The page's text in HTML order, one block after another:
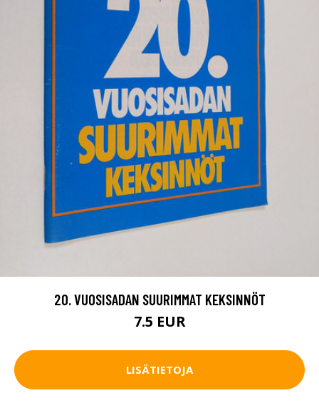
20. VUOSISADAN SUURIMMAT KEKSINNÖT
7.5 EUR
LISÄTIETOJA